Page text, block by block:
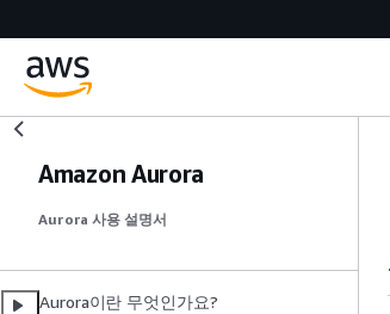
Amazon Aurora
Aurora 사용 설명서
Aurora이란 무엇인가요?